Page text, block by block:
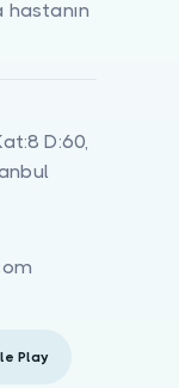
hastanın
D:60,
Play